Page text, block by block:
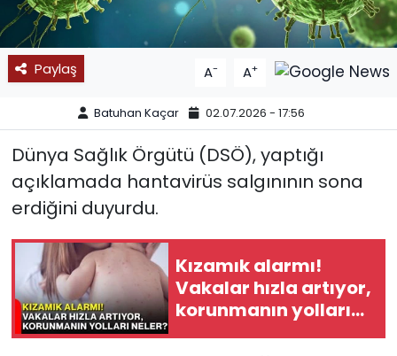
Paylaş A- A+
Batuhan Kaçar 02.07.2026 - 17:56
Dünya Sağlık Örgütü (DSÖ), yaptığı
açıklamada hantavirüs salgınının sona
erdiğini duyurdu.
Kızamık alarmı!
Vakalar hızla artıyor,
korunmanın yolları
neler?